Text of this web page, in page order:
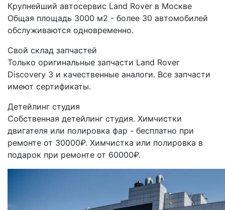
Крупнейший автосервис Land Rover в Москве
Общая площадь 3000 м2 - более 30 автомобилей
обслуживаются одновременно.
Свой склад запчастей
Только оригинальные запчасти Land Rover
Discovery 3 и качественные аналоги. Все запчасти
имеют сертификаты.
Детейлинг студия
Собственная детейлинг студия. Химчистки
двигателя или полировка фар - бесплатно при
ремонте от 30000₽. Химчистка или полировка в
подарок при ремонте от 60000₽.